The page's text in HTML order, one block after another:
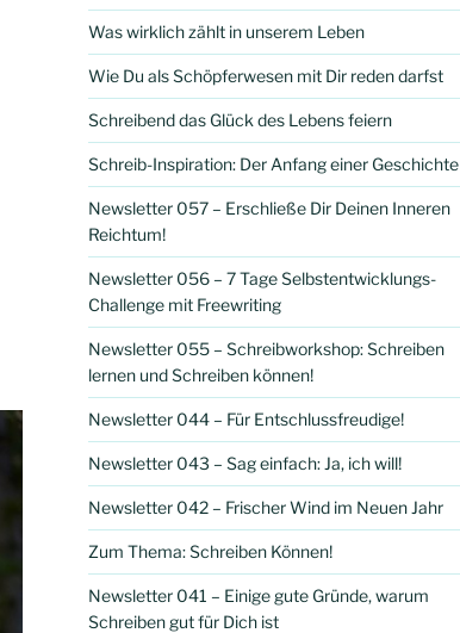
Was wirklich zählt in unserem Leben
Wie Du als Schöpferwesen mit Dir reden darfst
Schreibend das Glück des Lebens feiern
Schreib-Inspiration: Der Anfang einer Geschichte
Newsletter 057 – Erschließe Dir Deinen Inneren
Reichtum!
Newsletter 056 – 7 Tage Selbstentwicklungs-
Challenge mit Freewriting
Newsletter 055 – Schreibworkshop: Schreiben
lernen und Schreiben können!
Newsletter 044 – Für Entschlussfreudige!
Newsletter 043 – Sag einfach: Ja, ich will!
Newsletter 042 – Frischer Wind im Neuen Jahr
Zum Thema: Schreiben Können!
Newsletter 041 – Einige gute Gründe, warum
Schreiben gut für Dich ist